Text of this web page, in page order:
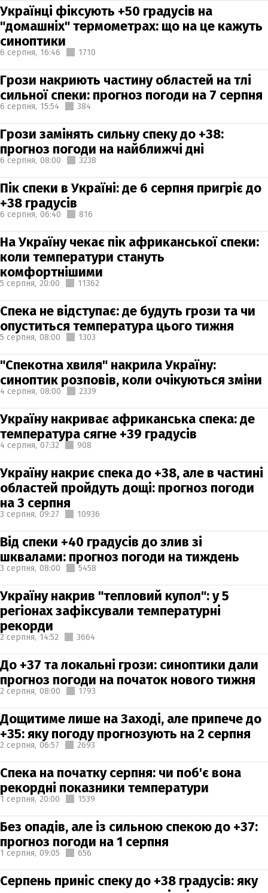
Українці фіксують +50 градусів на
"домашніх" термометрах: що на це кажуть
синоптики
6 серпня, 16:46 1710
Грози накриють частину областей на тлі
сильної спеки: прогноз погоди на 7 серпня
6 серпня, 15:54 384
Грози замінять сильну спеку до +38:
прогноз погоди на найближчі дні
6 серпня, 08:00 3238
Пік спеки в Україні: де 6 серпня пригріє до
+38 градусів
6 серпня, 06:40 816
На Україну чекає пік африканської спеки:
коли температури стануть
комфортнішими
5 серпня, 20:00 11362
Спека не відступає: де будуть грози та чи
опуститься температура цього тижня
5 серпня, 08:00 1303
"Спекотна хвиля" накрила Україну:
синоптик розповів, коли очікуються зміни
4 серпня, 08:00 2339
Україну накриває африканська спека: де
температура сягне +39 градусів
4 серпня, 07:32 908
Україну накриє спека до +38, але в частині
областей пройдуть дощі: прогноз погоди
на 3 серпня
3 серпня, 09:27 10936
Від спеки +40 градусів до злив зі
шквалами: прогноз погоди на тиждень
3 серпня, 08:00 5458
Україну накрив "тепловий купол": у 5
регіонах зафіксували температурні
рекорди
2 серпня, 14:52 3664
До +37 та локальні грози: синоптики дали
прогноз погоди на початок нового тижня
2 серпня, 08:00 1793
Дощитиме лише на Заході, але припече до
+35: яку погоду прогнозують на 2 серпня
2 серпня, 06:57 2693
Спека на початку серпня: чи поб'є вона
рекордні показники температури
1 серпня, 20:00 1539
Без опадів, але із сильною спекою до +37:
прогноз погоди на 1 серпня
1 серпня, 09:05 656
Серпень приніс спеку до +38 градусів: яку